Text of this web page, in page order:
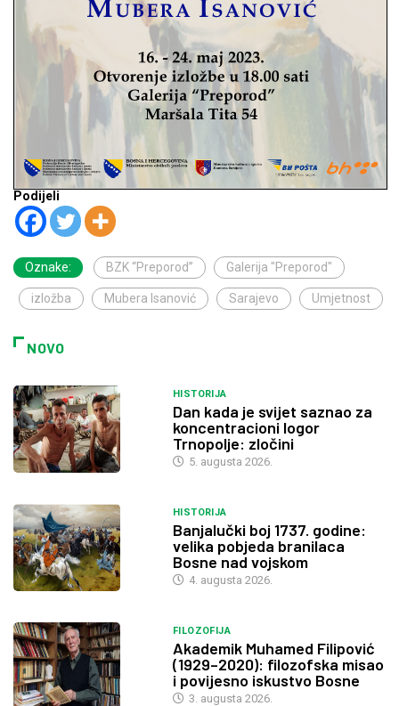
Podijeli
Oznake: BZK “Preporod” Galerija "Preporod"
izložba Mubera Isanović Sarajevo Umjetnost
NOVO
HISTORIJA
Dan kada je svijet saznao za
koncentracioni logor
Trnopolje: zločini
5. augusta 2026.
HISTORIJA
Banjalučki boj 1737. godine:
velika pobjeda branilaca
Bosne nad vojskom
4. augusta 2026.
FILOZOFIJA
Akademik Muhamed Filipović
(1929–2020): filozofska misao
i povijesno iskustvo Bosne
3. augusta 2026.